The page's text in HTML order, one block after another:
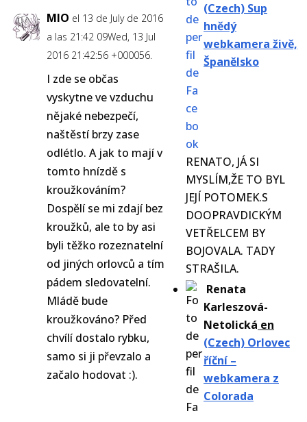
(Czech) Sup
hnědý
webkamera živě,
Španělsko
RENATO, JÁ SI
MYSLÍM,ŽE TO BYL
JEJÍ POTOMEK.S
DOOPRAVDICKÝM
VETŘELCEM BY
BOJOVALA. TADY
STRAŠILA.
Renata
Karleszová-
Netolická en
(Czech) Orlovec
říční –
webkamera z
Colorada
MIO el 13 de July de 2016
a las 21:42 09Wed, 13 Jul
2016 21:42:56 +000056.
I zde se občas
vyskytne ve vzduchu
nějaké nebezpečí,
naštěstí brzy zase
odlétlo. A jak to mají v
tomto hnízdě s
kroužkováním?
Dospělí se mi zdají bez
kroužků, ale to by asi
byli těžko rozeznatelní
od jiných orlovců a tím
pádem sledovatelní.
Mládě bude
kroužkováno? Před
chvílí dostalo rybku,
samo si ji převzalo a
začalo hodovat :).